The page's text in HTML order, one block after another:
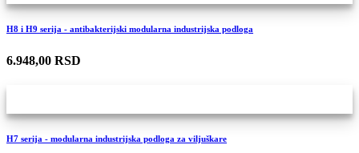
H8 i H9 serija - antibakterijski modularna industrijska podloga
6.948,00 RSD
H7 serija - modularna industrijska podloga za viljuškare